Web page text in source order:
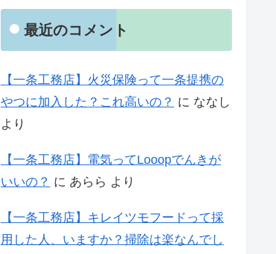
最近のコメント
【一条工務店】火災保険って一条提携の
やつに加入した？これ高いの？ に ななし
より
【一条工務店】電気ってLooopでんきが
いいの？ に あらら より
【一条工務店】キレイツモフードって採
用した人、いますか？掃除は楽なんでし